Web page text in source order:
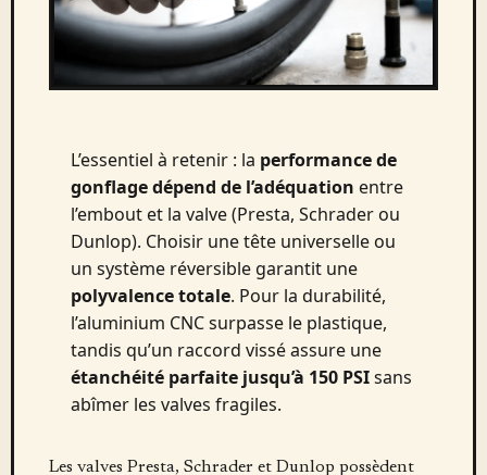
L’essentiel à retenir : la performance de
gonflage dépend de l’adéquation entre
l’embout et la valve (Presta, Schrader ou
Dunlop). Choisir une tête universelle ou
un système réversible garantit une
polyvalence totale. Pour la durabilité,
l’aluminium CNC surpasse le plastique,
tandis qu’un raccord vissé assure une
étanchéité parfaite jusqu’à 150 PSIsans
abîmer les valves fragiles.
Les valves Presta, Schrader et Dunlop possèdent